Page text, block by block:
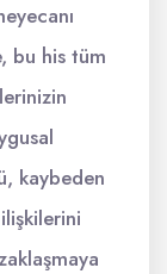
bu his tüm
kaybeden